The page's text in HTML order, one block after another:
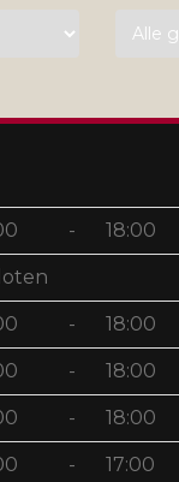
- 18:00
- 18:00
- 18:00
- 18:00
- 17:00